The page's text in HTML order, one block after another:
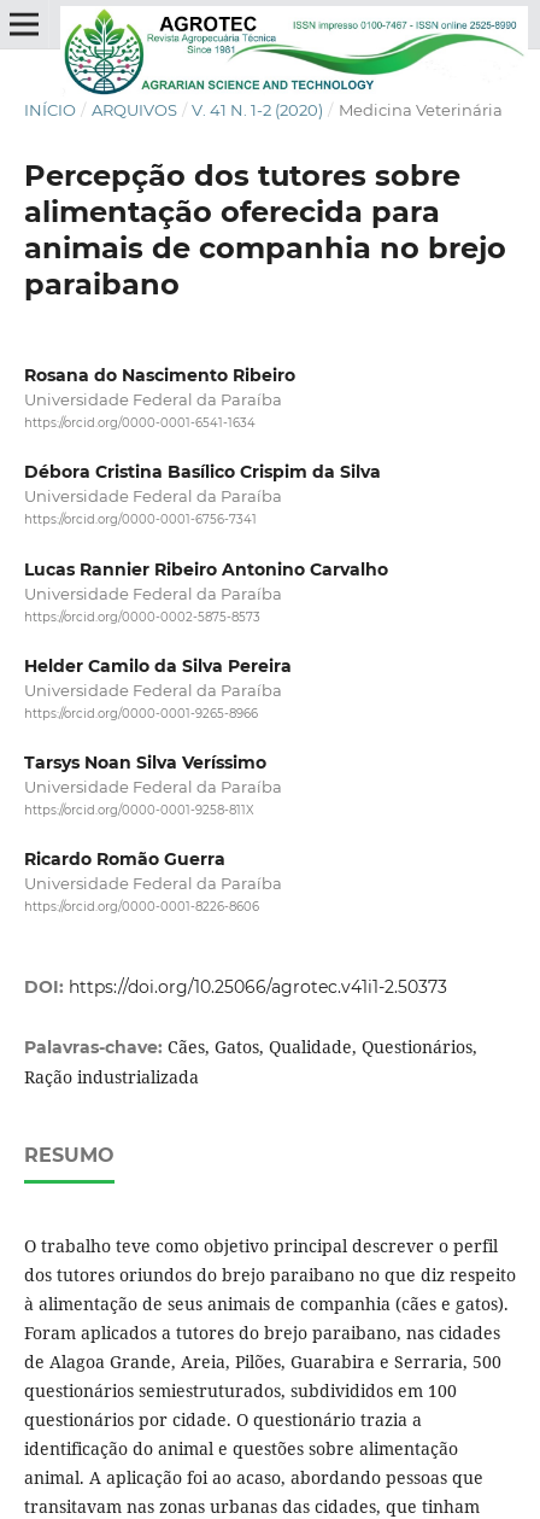
INÍCIO / ARQUIVOS / V. 41 N. 1-2 (2020) / Medicina Veterinária
Percepção dos tutores sobre
alimentação oferecida para
animais de companhia no brejo
paraibano
Rosana do Nascimento Ribeiro
Universidade Federal da Paraíba
https://orcid.org/0000-0001-6541-1634
Débora Cristina Basílico Crispim da Silva
Universidade Federal da Paraíba
https://orcid.org/0000-0001-6756-7341
Lucas Rannier Ribeiro Antonino Carvalho
Universidade Federal da Paraíba
https://orcid.org/0000-0002-5875-8573
Helder Camilo da Silva Pereira
Universidade Federal da Paraíba
https://orcid.org/0000-0001-9265-8966
Tarsys Noan Silva Veríssimo
Universidade Federal da Paraíba
https://orcid.org/0000-0001-9258-811X
Ricardo Romão Guerra
Universidade Federal da Paraíba
https://orcid.org/0000-0001-8226-8606
DOI: https://doi.org/10.25066/agrotec.v41i1-2.50373
Palavras-chave: Cães, Gatos, Qualidade, Questionários,
Ração industrializada
RESUMO
O trabalho teve como objetivo principal descrever o perfil
dos tutores oriundos do brejo paraibano no que diz respeito
à alimentação de seus animais de companhia (cães e gatos).
Foram aplicados a tutores do brejo paraibano, nas cidades
de Alagoa Grande, Areia, Pilões, Guarabira e Serraria, 500
questionários semiestruturados, subdivididos em 100
questionários por cidade. O questionário trazia a
identificação do animal e questões sobre alimentação
animal. A aplicação foi ao acaso, abordando pessoas que
transitavam nas zonas urbanas das cidades, que tinham